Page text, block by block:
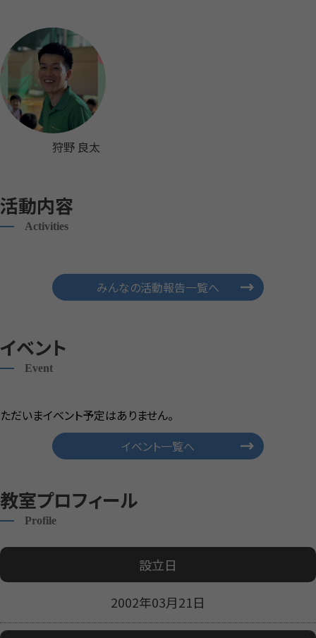
狩野 良太
活動内容
Activities
みんなの活動報告一覧へ
イベント
Event
ただいまイベント予定はありません。
イベント一覧へ
教室プロフィール
Profile
設立日
2002年03月21日